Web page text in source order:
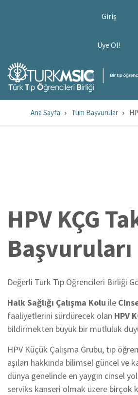
Giriş
Üye Ol!
SayfaAna Sayfa Tüm Başvurular
HPV KÇG
Başvuruları
Değerli Türk Tıp Öğrencileri Birliği
Halk Sağlığı Çalışma Kolu ile
faaliyetlerini sürdürecek olan HPV K
bildirmekten büyük bir mutluluk
HPV Küçük Çalışma Grubu, tıp
aşıları hakkında bilimsel güncel ve
dünya genelinde en yaygın cinsel
serviks kanseri olmak üzere birçok